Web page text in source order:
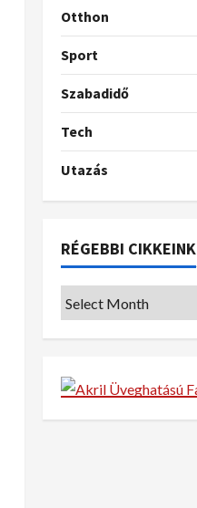
Otthon
Sport
Szabadidő
Tech
Utazás
RÉGEBBI CIKKEINK